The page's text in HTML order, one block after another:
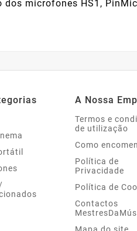
microfones HS1,
A Nossa
Termos e
de utilização
Como
Política de
Privacidade
Política de
Contactos